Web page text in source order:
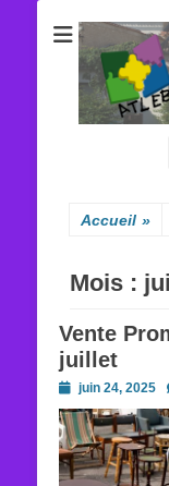
Accueil »
Mois :
Vente
juillet
Posted
on
juin 24, 2025